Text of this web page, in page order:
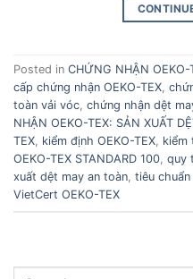
Posted in CHỨNG NHẬN OEKO-
cấp chứng nhận OEKO-TEX,
toàn vải vóc, chứng nhận dệt
NHẬN OEKO-TEX: SẢN XUẤT
TEX, kiểm định OEKO-TEX, kiểm
OEKO-TEX STANDARD 100, quy
xuất dệt may an toàn, tiêu chuẩn
VietCert OEKO-TEX